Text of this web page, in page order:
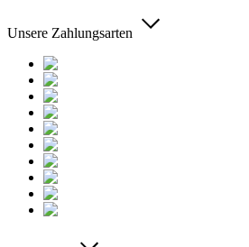
Unsere Zahlungsarten